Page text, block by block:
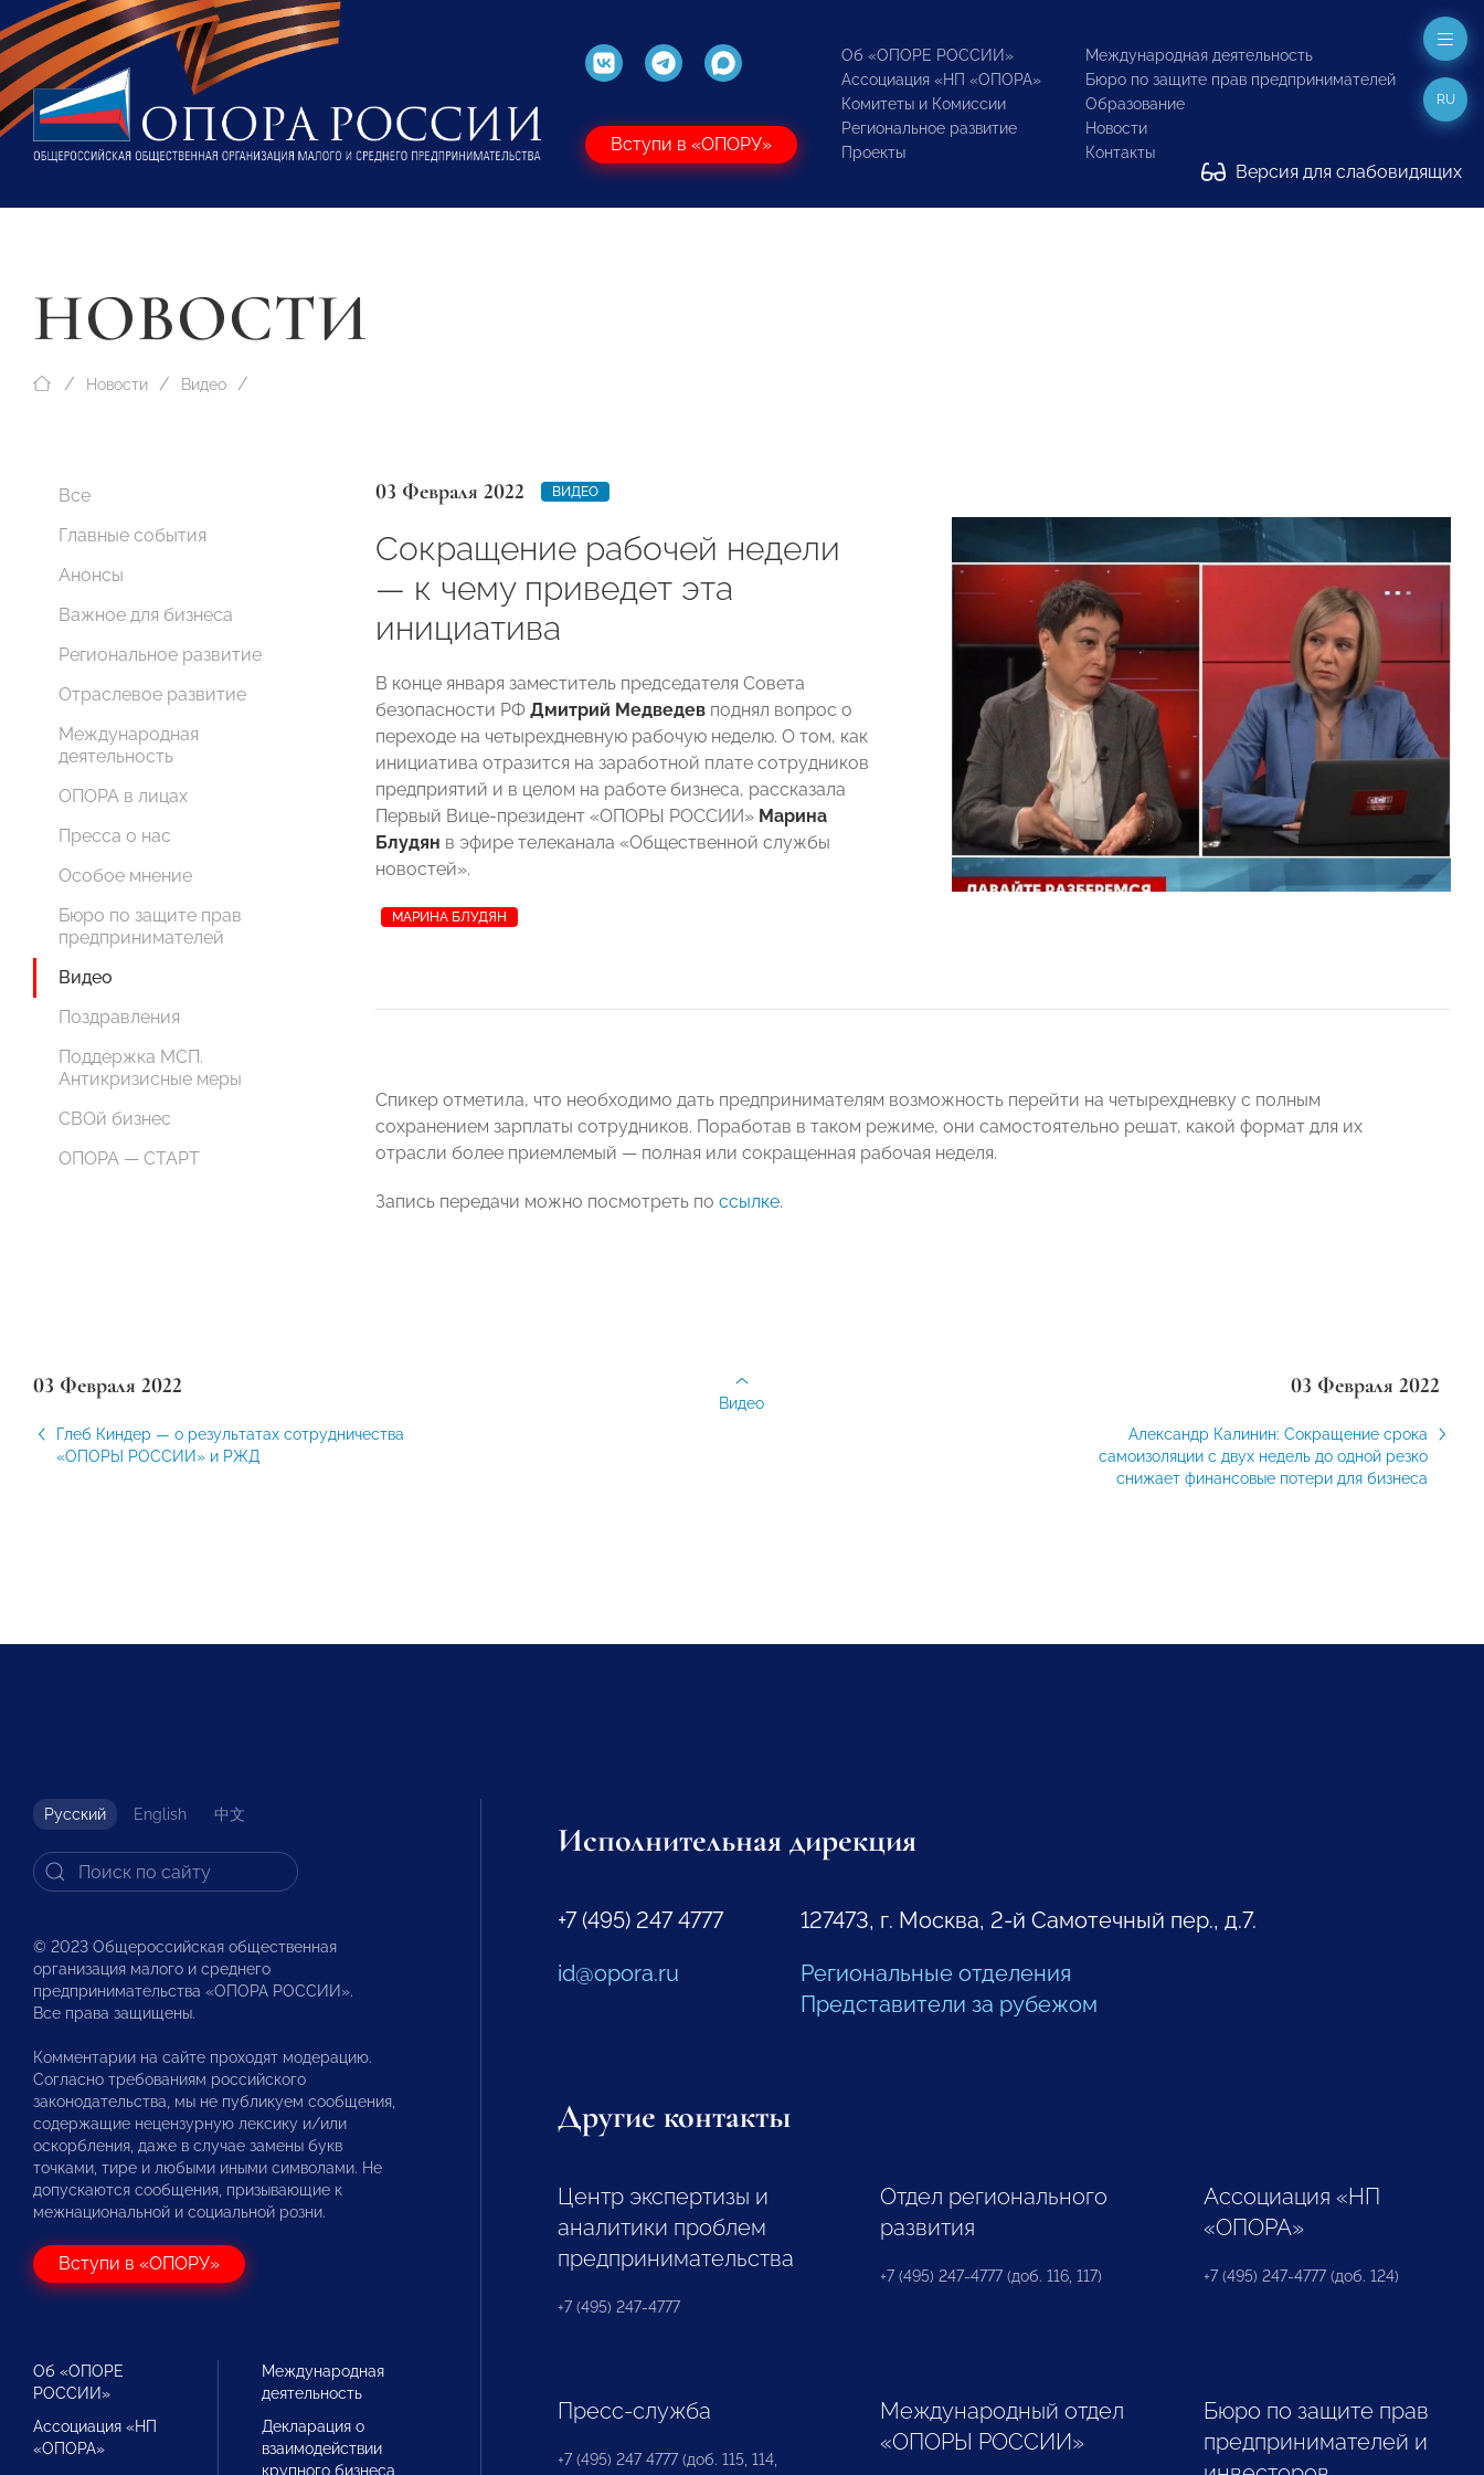
Вступи в «ОПОРУ»
Об «ОПОРЕ РОССИИ»
Ассоциация «НП «ОПОРА»
Комитеты и Комиссии
Региональное развитие
Проекты
Международная деятельность
Бюро по защите прав предпринимателей
Образование
Новости
Контакты
Версия для слабовидящих
RU
НОВОСТИ
Новости Видео
Все
Главные события
Анонсы
Важное для бизнеса
Региональное развитие
Отраслевое развитие
Международная
деятельность
ОПОРА в лицах
Пресса о нас
Особое мнение
Бюро по защите прав
предпринимателей
Видео
Поздравления
Поддержка МСП.
Антикризисные меры
СВОй бизнес
ОПОРА — СТАРТ
03 Февраля 2022 ВИДЕО
Сокращение рабочей недели
— к чему приведет эта
инициатива
В конце января заместитель председателя Совета
безопасности РФ Дмитрий Медведев поднял вопрос о
переходе на четырехдневную рабочую неделю. О том, как
инициатива отразится на заработной плате сотрудников
предприятий и в целом на работе бизнеса, рассказала
Первый Вице-президент «ОПОРЫ РОССИИ» Марина
Блудян в эфире телеканала «Общественной службы
новостей».
МАРИНА БЛУДЯН
Спикер отметила, что необходимо дать предпринимателям возможность перейти на четырехдневку с полным
сохранением зарплаты сотрудников. Поработав в таком режиме, они самостоятельно решат, какой формат для их
отрасли более приемлемый — полная или сокращенная рабочая неделя.
Запись передачи можно посмотреть по ссылке.
03 Февраля 2022
Глеб Киндер — о результатах сотрудничества
«ОПОРЫ РОССИИ» и РЖД
03 Февраля 2022
Александр Калинин: Сокращение срока
самоизоляции с двух недель до одной резко
снижает финансовые потери для бизнеса
Видео
Русский English 中文
© 2023 Общероссийская общественная
организация малого и среднего
предпринимательства «ОПОРА РОССИИ».
Все права защищены.
Комментарии на сайте проходят модерацию.
Согласно требованиям российского
законодательства, мы не публикуем сообщения,
содержащие нецензурную лексику и/или
оскорбления, даже в случае замены букв
точками, тире и любыми иными символами. Не
допускаются сообщения, призывающие к
межнациональной и социальной розни.
Вступи в «ОПОРУ»
Об «ОПОРЕ
РОССИИ»
Ассоциация «НП
«ОПОРА»
Международная
деятельность
Декларация о
взаимодействии
крупного бизнеса
Исполнительная дирекция
+7 (495) 247 4777
id@opora.ru
127473, г. Москва, 2-й Самотечный пер., д.7.
Региональные отделения
Представители за рубежом
Другие контакты
Центр экспертизы и
аналитики проблем
предпринимательства
+7 (495) 247-4777
Отдел регионального
развития
+7 (495) 247-4777 (доб. 116, 117)
Ассоциация «НП
«ОПОРА»
+7 (495) 247-4777 (доб. 124)
Пресс-служба
+7 (495) 247 4777 (доб. 115, 114,
Международный отдел
«ОПОРЫ РОССИИ»
Бюро по защите прав
предпринимателей и